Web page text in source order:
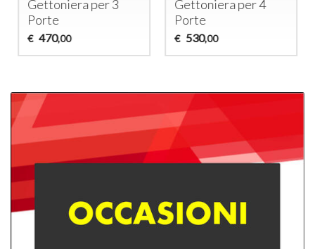
Gettoniera per 3
Porte
€ 470,00
Gettoniera per 4
Porte
€ 530,00